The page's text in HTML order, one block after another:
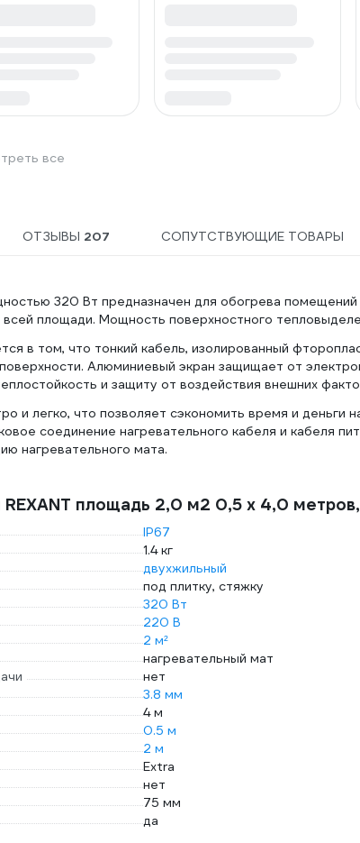
все
ОТЗЫВЫ 207 СОПУТСТВУЮЩИЕ ТОВАРЫ
320 Вт предназначен для обогрева
площади. Мощность поверхностного
в том, что тонкий кабель, изолированный
Алюминиевый экран защищает от
и защиту от воздействия внешних
и легко, что позволяет сэкономить время и деньги
соединение нагревательного кабеля и кабеля
нагревательного мата.
REXANT площадь 2,0 м2 0,5 х 4,0
IP67
1.4 кг
двухжильный
под плитку, стяжку
320 Вт
220 В
2 м²
нагревательный мат
нет
3.8 мм
4 м
0.5 м
2 м
Extra
нет
75 мм
да